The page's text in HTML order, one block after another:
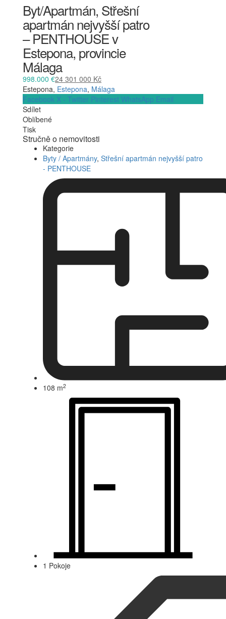
Byt/Apartmán, Střešní
apartmán nejvyšší patro
– PENTHOUSE v
Estepona, provincie
Málaga
998.000 €24 301 000 Kč
Estepona, Estepona, Málaga
Facebook X - Twitter Pinterest WhatsApp Email
Sdílet
Oblíbené
Tisk
Stručně o nemovitosti
Kategorie
Byty / Apartmány,Střešní apartmán nejvyšší patro
- PENTHOUSE
108 m2
1 Pokoje